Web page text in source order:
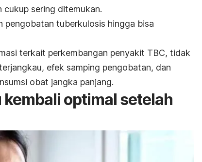
cukup sering ditemukan.
pengobatan tuberkulosis hingga bisa
terkait perkembangan penyakit TBC, tidak
efek samping pengobatan, dan
obat jangka panjang.
optimal setelah